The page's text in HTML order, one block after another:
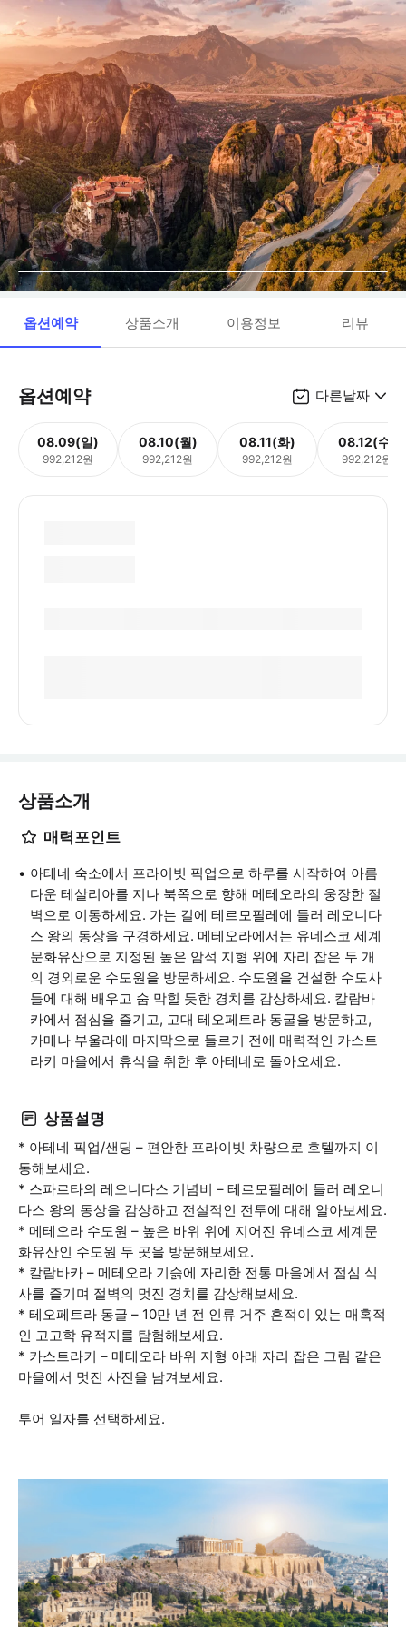
옵션예약 상품소개 이용정보 리뷰
옵션예약 다른날짜
08.09(일)
992,212원
08.10(월)
992,212원
08.11(화)
992,212원
08.12(수)
992,212원
상품소개
매력포인트
아테네 숙소에서 프라이빗 픽업으로 하루를 시작하여 아름
다운 테살리아를 지나 북쪽으로 향해 메테오라의 웅장한 절
벽으로 이동하세요. 가는 길에 테르모필레에 들러 레오니다
스 왕의 동상을 구경하세요. 메테오라에서는 유네스코 세계
문화유산으로 지정된 높은 암석 지형 위에 자리 잡은 두 개
의 경외로운 수도원을 방문하세요. 수도원을 건설한 수도사
들에 대해 배우고 숨 막힐 듯한 경치를 감상하세요. 칼람바
카에서 점심을 즐기고, 고대 테오페트라 동굴을 방문하고,
카메나 부울라에 마지막으로 들르기 전에 매력적인 카스트
라키 마을에서 휴식을 취한 후 아테네로 돌아오세요.
상품설명
* 아테네 픽업/샌딩 – 편안한 프라이빗 차량으로 호텔까지 이
동해보세요.
* 스파르타의 레오니다스 기념비 – 테르모필레에 들러 레오니
다스 왕의 동상을 감상하고 전설적인 전투에 대해 알아보세요.
* 메테오라 수도원 – 높은 바위 위에 지어진 유네스코 세계문
화유산인 수도원 두 곳을 방문해보세요.
* 칼람바카 – 메테오라 기슭에 자리한 전통 마을에서 점심 식
사를 즐기며 절벽의 멋진 경치를 감상해보세요.
* 테오페트라 동굴 – 10만 년 전 인류 거주 흔적이 있는 매혹적
인 고고학 유적지를 탐험해보세요.
* 카스트라키 – 메테오라 바위 지형 아래 자리 잡은 그림 같은
마을에서 멋진 사진을 남겨보세요.
투어 일자를 선택하세요.